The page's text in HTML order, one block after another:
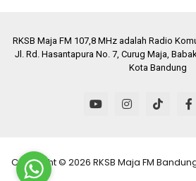
RKSB Maja FM 107,8 MHz adalah Radio
Jl. Rd. Hasantapura No. 7, Curug Maja,
Kota Bandung
Copyright © 2026 RKSB Maja FM